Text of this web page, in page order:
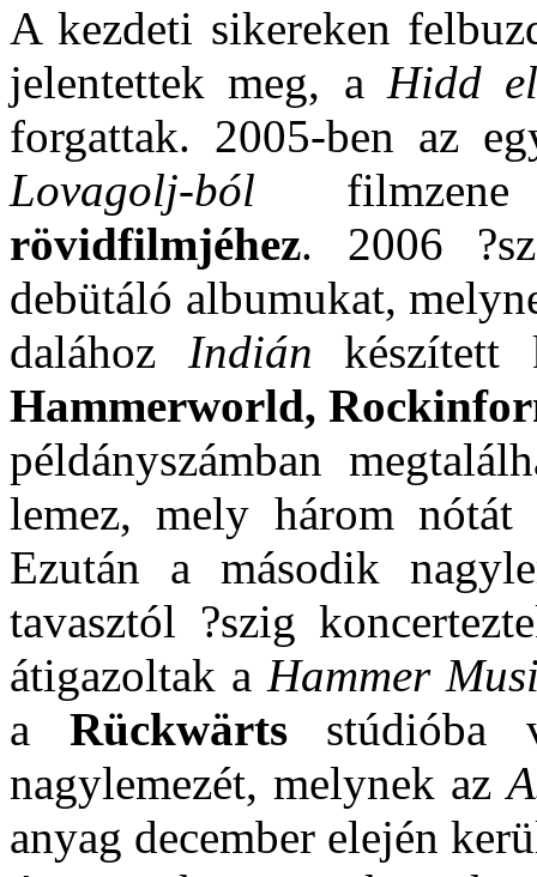
A kezdeti sikereken
jelentettek meg, a Hidd
forgattak. 2005-ben az
Lovagolj-ból
rövidfilmjéhez. 2006
debütáló albumukat,
dalához Indián készített
Hammerworld,
példányszámban
lemez, mely három
Ezután a második
tavasztól ?szig
átigazoltak aHammer
a Rückwärtsstúdióba
nagylemezét, melynek az
anyag december elején